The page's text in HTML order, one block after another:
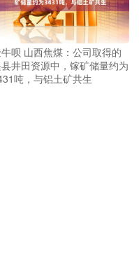
呗 山西焦煤：公司取得的
井田资源中，镓矿储量约为
吨，与铝土矿共生